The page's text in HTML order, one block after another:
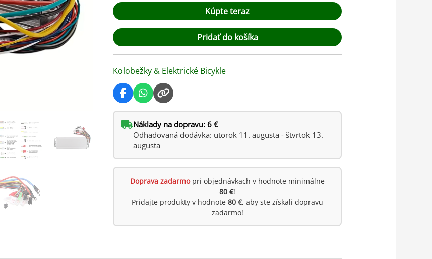
1500W
40A
Kúpte teraz
Pridať do košíka
Kolobežky & Elektrické Bicykle
Náklady na dopravu: 6 €
Odhadovaná dodávka: utorok 11. augusta - štvrtok 13.
augusta
Doprava zadarmopri objednávkach v hodnote minimálne
80 €!
Pridajte produkty v hodnote80 €, aby ste získali dopravu
zadarmo!